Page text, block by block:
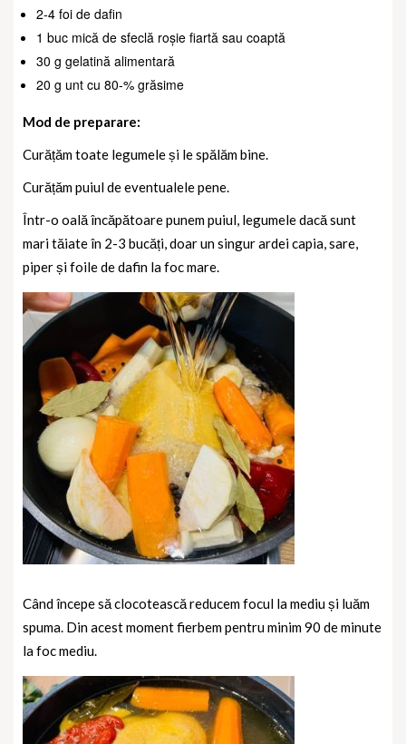
2-4 foi de dafin
1 buc mică de sfeclă roșie fiartă sau coaptă
30 g gelatină alimentară
20 g unt cu 80-% grăsime
Mod de preparare:
Curățăm toate legumele și le spălăm bine.
Curățăm puiul de eventualele pene.
Într-o oală încăpătoare punem puiul, legumele dacă sunt
mari tăiate în 2-3 bucăți, doar un singur ardei capia, sare,
piper și foile de dafin la foc mare.
Când începe să clocotească reducem focul la mediu și luăm
spuma. Din acest moment fierbem pentru minim 90 de minute
la foc mediu.